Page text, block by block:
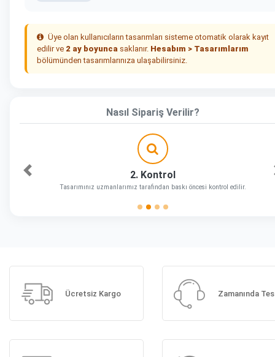
Üye olan kullanıcıların tasarımları sisteme otomatik olarak kayıt
edilir ve 2 ay boyunca saklanır. Hesabım > Tasarımlarım
bölümünden tasarımlarınıza ulaşabilirsiniz.
Nasıl Sipariş Verilir?
2. Kontrol
Tasarımınız uzmanlarımız tarafından baskı öncesi kontrol edilir.
Önceki
Ücretsiz Kargo Zamanında